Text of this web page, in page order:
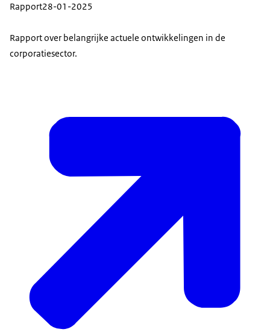
Rapport28-01-2025
Rapport over belangrijke actuele ontwikkelingen in de
corporatiesector.